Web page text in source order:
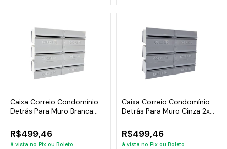
Caixa Correio Condomínio
Detrás Para Muro Branca
R$499,46
à vista no Pix ou Boleto
Caixa Correio Condomínio
Detrás Para Muro Cinza 2x3
R$499,46
à vista no Pix ou Boleto